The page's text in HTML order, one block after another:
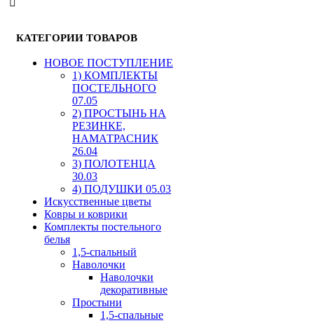
КАТЕГОРИИ ТОВАРОВ
HОВОЕ ПОСТУПЛЕНИЕ
1) КОМПЛЕКТЫ
ПОСТЕЛЬНОГО
07.05
2) ПРОСТЫНЬ НА
РЕЗИНКЕ,
НАМАТРАСНИК
26.04
3) ПОЛОТЕНЦА
30.03
4) ПОДУШКИ 05.03
Искусственные цветы
Ковры и коврики
Комплекты постельного
белья
1,5-спальный
Наволочки
Наволочки
декоративные
Простыни
1,5-спальные